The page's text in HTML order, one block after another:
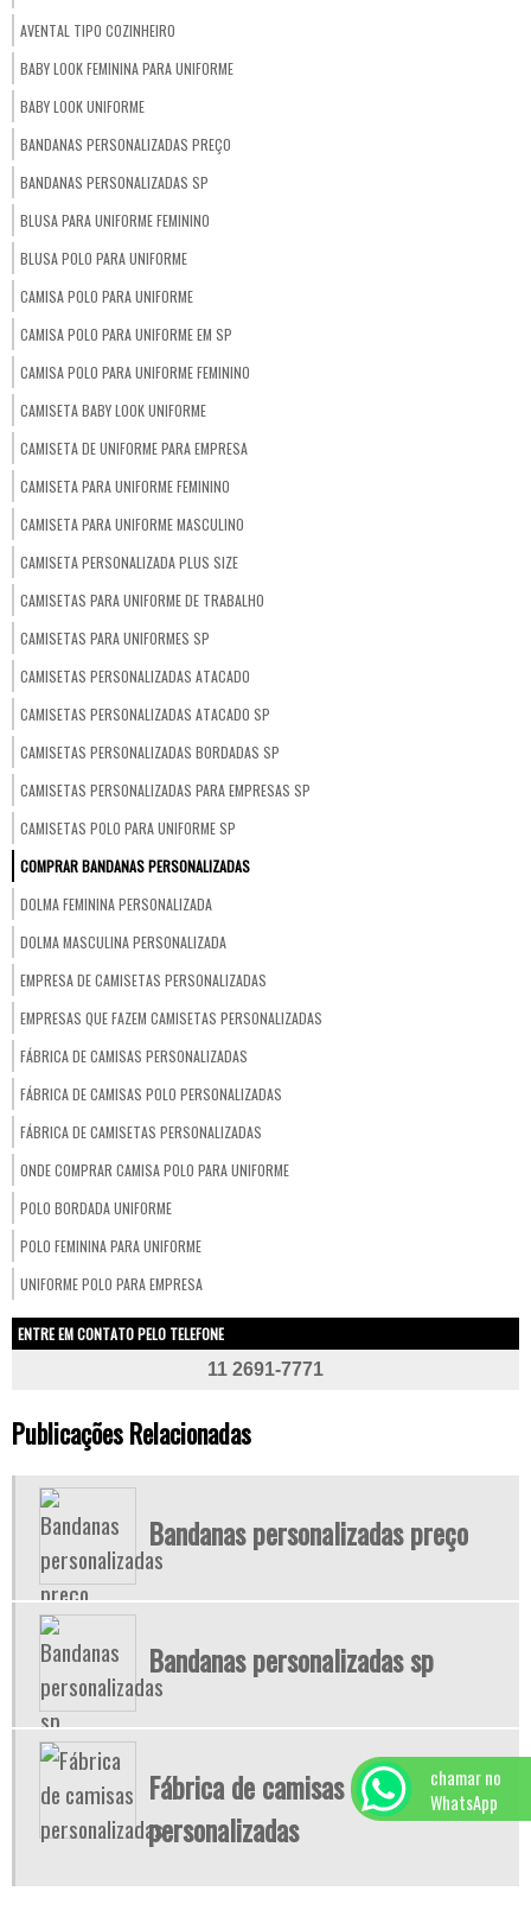
AVENTAL TIPO COZINHEIRO
BABY LOOK FEMININA PARA UNIFORME
BABY LOOK UNIFORME
BANDANAS PERSONALIZADAS PREÇO
BANDANAS PERSONALIZADAS SP
BLUSA PARA UNIFORME FEMININO
BLUSA POLO PARA UNIFORME
CAMISA POLO PARA UNIFORME
CAMISA POLO PARA UNIFORME EM SP
CAMISA POLO PARA UNIFORME FEMININO
CAMISETA BABY LOOK UNIFORME
CAMISETA DE UNIFORME PARA EMPRESA
CAMISETA PARA UNIFORME FEMININO
CAMISETA PARA UNIFORME MASCULINO
CAMISETA PERSONALIZADA PLUS SIZE
CAMISETAS PARA UNIFORME DE TRABALHO
CAMISETAS PARA UNIFORMES SP
CAMISETAS PERSONALIZADAS ATACADO
CAMISETAS PERSONALIZADAS ATACADO SP
CAMISETAS PERSONALIZADAS BORDADAS SP
CAMISETAS PERSONALIZADAS PARA EMPRESAS SP
CAMISETAS POLO PARA UNIFORME SP
COMPRAR BANDANAS PERSONALIZADAS
DOLMA FEMININA PERSONALIZADA
DOLMA MASCULINA PERSONALIZADA
EMPRESA DE CAMISETAS PERSONALIZADAS
EMPRESAS QUE FAZEM CAMISETAS PERSONALIZADAS
FÁBRICA DE CAMISAS PERSONALIZADAS
FÁBRICA DE CAMISAS POLO PERSONALIZADAS
FÁBRICA DE CAMISETAS PERSONALIZADAS
ONDE COMPRAR CAMISA POLO PARA UNIFORME
POLO BORDADA UNIFORME
POLO FEMININA PARA UNIFORME
UNIFORME POLO PARA EMPRESA
ENTRE EM CONTATO PELO TELEFONE
11 2691-7771
Publicações Relacionadas
Bandanas personalizadas preço
Bandanas personalizadas sp
Fábrica de camisas
personalizadas
chamar no
WhatsApp